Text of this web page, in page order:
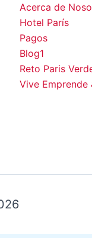
06:00
16°C 15°C
Acerca de
Hotel París
Pagos
Blog1
Reto Paris
Vive Emprende